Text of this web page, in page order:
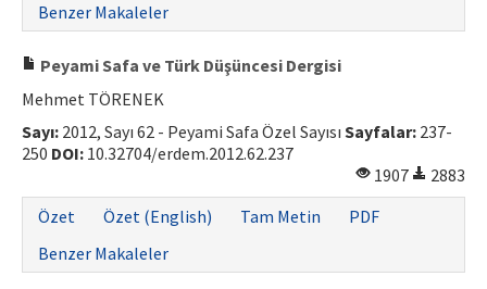
Benzer Makaleler
Peyami Safa ve Türk Düşüncesi Dergisi
Mehmet TÖRENEK
Sayı: 2012, Sayı 62 - Peyami Safa Özel Sayısı Sayfalar: 237-
250 DOI: 10.32704/erdem.2012.62.237
1907
2883
Özet
Özet (English) Tam Metin
PDF
Benzer Makaleler